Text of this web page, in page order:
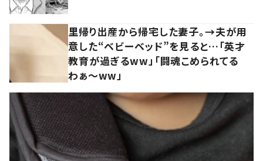
里帰り出産から帰宅した妻子。→夫が用
意した“ベビーベッド”を見ると…「英才
教育が過ぎるww」「闘魂こめられてる
わぁ～ww」